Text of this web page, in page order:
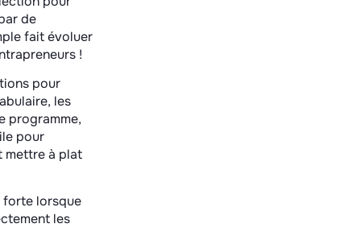
de
fait évoluer
!
pour
les
programme,
pour
mettre à plat
forte lorsque
les